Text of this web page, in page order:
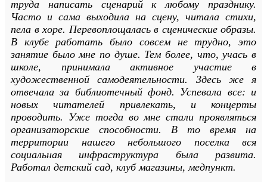
труда написать сценарий к любому празднику.
Часто и сама выходила на сцену, читала стихи,
пела в хоре. Перевоплощалась в сценические образы.
В клубе работать было совсем не трудно, это
занятие было мне по душе. Тем более, что, учась в
школе, принимала активное участие в
художественной самодеятельности. Здесь же я
отвечала за библиотечный фонд. Успевала все: и
новых читателей привлекать, и концерты
проводить. Уже тогда во мне стали проявляться
организаторские способности. В то время на
территории нашего небольшого поселка вся
социальная инфраструктура была развита.
Работал детский сад, клуб магазины, медпункт.